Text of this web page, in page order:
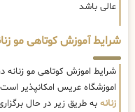
عالی باشد
شرایط آموزش کوتاهی مو
شرایط اموزش کوتاهی مو زنانه
اموزشگاه عریس امکانپذیر
زنانه به طریق زیر در حال